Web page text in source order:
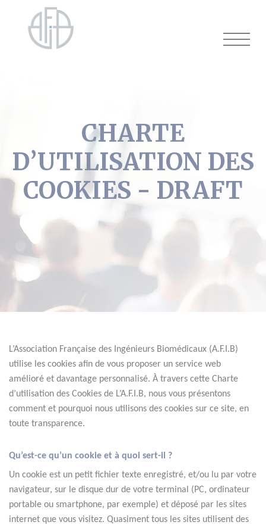
CHARTE
D’UTILISATION DES
COOKIES - DRAFT
L’Association Française des Ingénieurs Biomédicaux (A.F.I.B)
utilise les cookies afin de vous proposer un service web
amélioré et davantage personnalisé. À travers cette Charte
d’utilisation des Cookies de L’A.F.I.B, nous vous présentons
comment et pourquoi nous utilisons des cookies sur ce site, en
toute transparence.
Qu’est-ce qu’un cookie et à quoi sert-il ?
Un cookie est un petit fichier texte enregistré, et/ou lu par votre
navigateur, sur le disque dur de votre terminal (PC, ordinateur
portable ou smartphone, par exemple) et déposé par les sites
internet que vous visitez. Quasiment tous les sites utilisent des
Cookies management panel